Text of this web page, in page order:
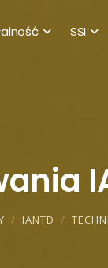
SSI
IANTD